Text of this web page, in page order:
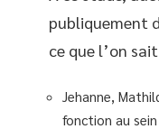
publiquement
ce que l’on
Jehanne,
fonction au